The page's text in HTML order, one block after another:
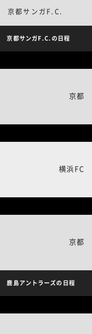
京都サンガF.C.
京都サンガF.C.の日程
京都
横浜FC
京都
鹿島アントラーズの日程